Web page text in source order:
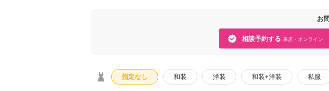
お
相談予約する 来店・オンライン
指定なし 和装 洋装 和装+洋装 私服